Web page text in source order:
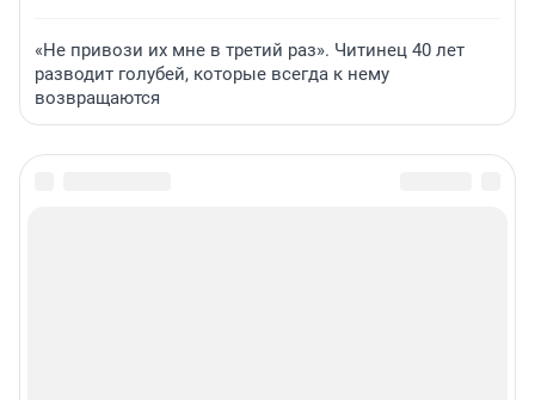
«Не привози их мне в третий раз». Читинец 40 лет
разводит голубей, которые всегда к нему
возвращаются